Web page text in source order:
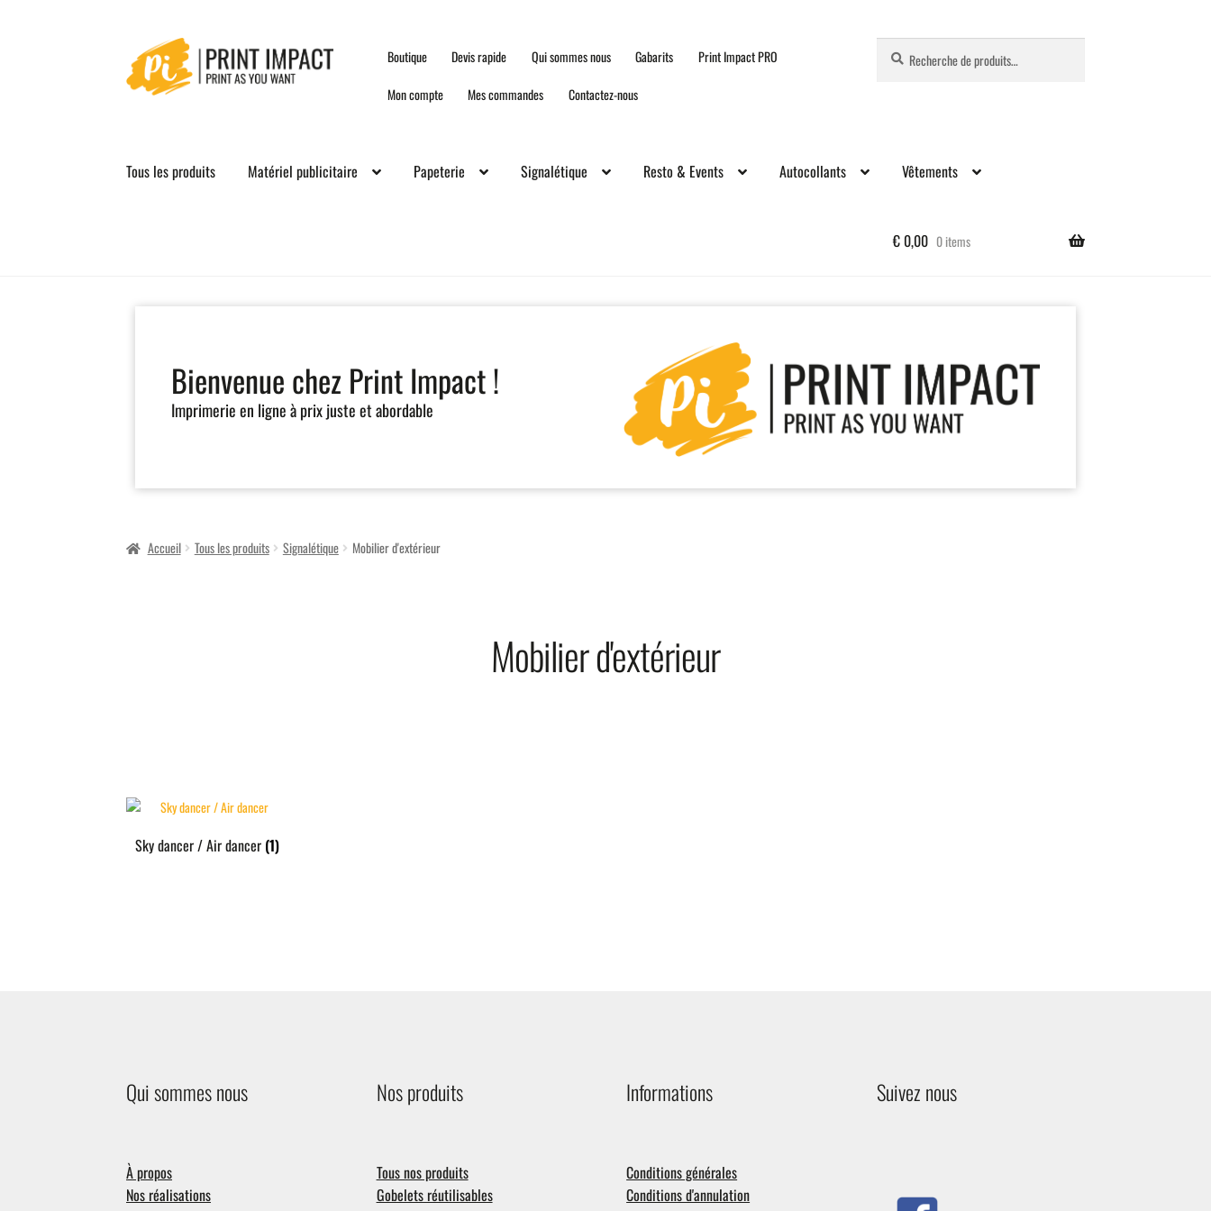
Skip
to
navigation
Skip
to
content
Boutique Devis rapide Qui sommes nous Gabarits
Print Impact PRO
Mon compte
Mes commandes Contactez-nous
pour :
Tous les produits Matériel publicitaire Papeterie Signalétique Resto & Events Autocollants Vêtements
€ 0,00 0 items
Bienvenue chez Print Impact !
Imprimerie en ligne à prix juste et abordable
Accueil Tous les produits Signalétique Mobilier d'extérieur
Mobilier d'extérieur
Sky dancer / Air dancer (1)
Qui sommes nous
À propos
Nos réalisations
Nos produits
Tous nos produits
Gobelets réutilisables
Informations
Conditions générales
Conditions d'annulation
Suivez nous